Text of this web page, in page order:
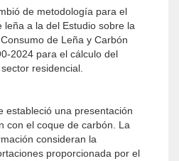
de metodología para el
leña a la del Estudio sobre la
de Leña y Carbón
2024 para el cálculo del
residencial.
estableció una presentación
con el coque de carbón. La
consideran la
proporcionada por el